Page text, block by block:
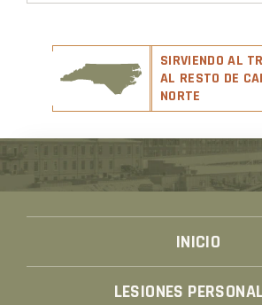
SIRVIENDO AL
AL RESTO DE
NORTE
INICIO
LESIONES